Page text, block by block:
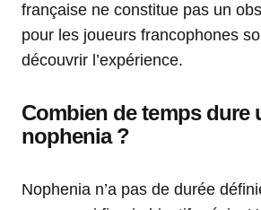
française ne constitue pas un
pour les joueurs francophones
découvrir l’expérience.
Combien de temps dure
nophenia ?
Nophenia n’a pas de durée